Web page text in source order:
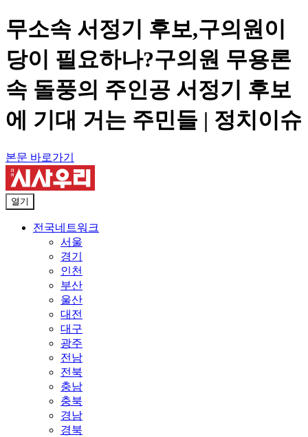
무소속 서정기 후보,구의원이
당이 필요하나?구의원 무용론
속 돌풍의 주인공 서정기 후보
에 기대 거는 주민들 | 정치이슈
본문 바로가기
열기
전국네트워크
서울
경기
인천
부산
울산
대전
대구
광주
전남
전북
충남
충북
경남
경북